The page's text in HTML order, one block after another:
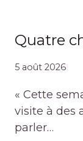
Quatre
5 août 2026
« Cette
visite à des
parler…